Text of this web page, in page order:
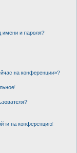
имени и пароля?
на конференции»?
на конференцию!